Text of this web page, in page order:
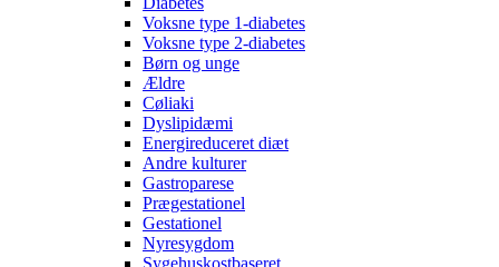
Voksne type 1-diabetes
Voksne type 2-diabetes
Børn og unge
Ældre
Cøliaki
Dyslipidæmi
Energireduceret diæt
Andre kulturer
Gastroparese
Prægestationel
Gestationel
Nyresygdom
Sygehuskostbaseret